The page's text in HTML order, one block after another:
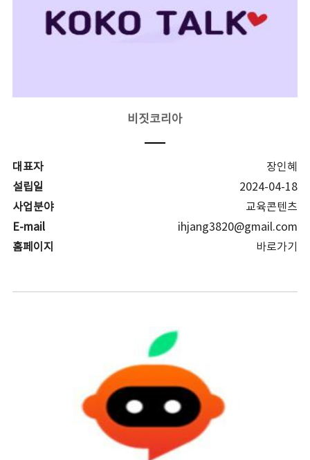
비짓코리아
대표자
장인혜
설립일
2024-04-18
사업분야
교육콘텐츠
E-mail
ihjang3820@gmail.com
홈페이지
바로가기